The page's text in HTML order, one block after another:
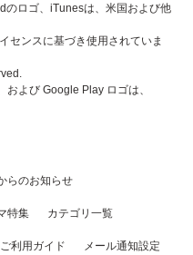
のロゴ、iTunesは、米国および他
センスに基づき使用されていま
よび Google Play ロゴは、
らのお知らせ
特集 カテゴリ一覧
利用ガイド メール通知設定